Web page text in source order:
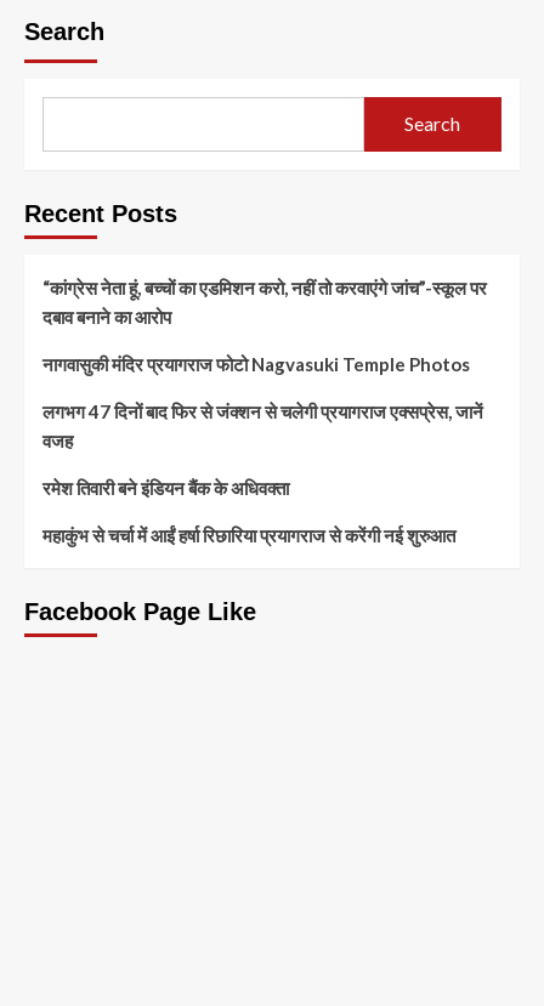
Search
Search
Recent Posts
“कांग्रेस नेता हूं, बच्चों का एडमिशन करो, नहीं तो करवाएंगे जांच”-स्कूल पर
दबाव बनाने का आरोप
नागवासुकी मंदिर प्रयागराज फोटो Nagvasuki Temple Photos
लगभग 47 दिनों बाद फिर से जंक्शन से चलेगी प्रयागराज एक्सप्रेस, जानें
वजह
रमेश तिवारी बने इंडियन बैंक के अधिवक्ता
महाकुंभ से चर्चा में आईं हर्षा रिछारिया प्रयागराज से करेंगी नई शुरुआत
Facebook Page Like